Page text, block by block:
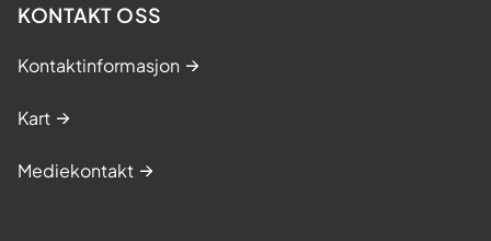
KONTAKT OSS
Kontaktinformasjon
Kart
Mediekontakt